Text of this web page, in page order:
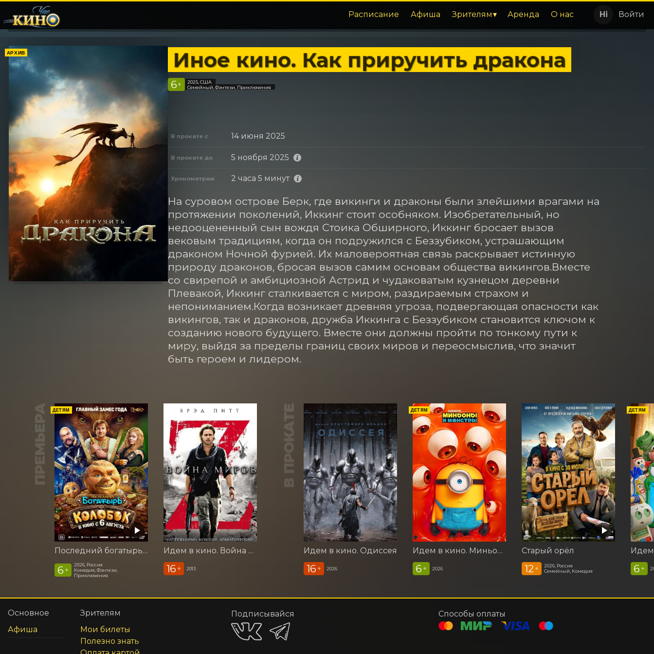
Расписание Афиша Зрителям Аренда О нас Войти
АРХИВ Иное кино. Как приручить дракона
6 +
2025, США
Семейный, Фэнтези, Приключения
В прокате с 14 июня 2025
В прокате до 5 ноября 2025
Хронометраж 2 часа 5 минут
На суровом острове Берк, где викинги и драконы были злейшими врагами на
протяжении поколений, Иккинг стоит особняком. Изобретательный, но
недооцененный сын вождя Стоика Обширного, Иккинг бросает вызов
вековым традициям, когда он подружился с Беззубиком, устрашающим
драконом Ночной фурией. Их маловероятная связь раскрывает истинную
природу драконов, бросая вызов самим основам общества викингов.Вместе
со свирепой и амбициозной Астрид и чудаковатым кузнецом деревни
Плевакой, Иккинг сталкивается с миром, раздираемым страхом и
непониманием.Когда возникает древняя угроза, подвергающая опасности как
викингов, так и драконов, дружба Иккинга с Беззубиком становится ключом к
созданию нового будущего. Вместе они должны пройти по тонкому пути к
миру, выйдя за пределы границ своих миров и переосмыслив, что значит
быть героем и лидером.
ПРЕМЬЕРА ДЕТЯМ
Последний богатырь. Колобок
6 +
2026, Россия
Комедия, Фэнтези,
Приключения
Идем в кино. Война миров Z
16 + 2013
В ПРОКАТЕ
Идем в кино. Одиссея
16 + 2026
ДЕТЯМ
Идем в кино. Миньоны и монстры
6 + 2026
Старый орёл
12 +
2026, Россия
Семейный, Комедия
ДЕТЯМ
6 +
Основное
Афиша
Зрителям
Мои билеты
Полезно знать
Подписывайся Способы оплаты